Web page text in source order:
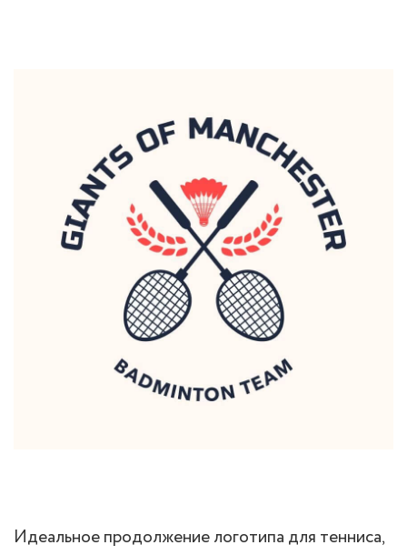
Идеальное продолжение логотипа для тенниса,